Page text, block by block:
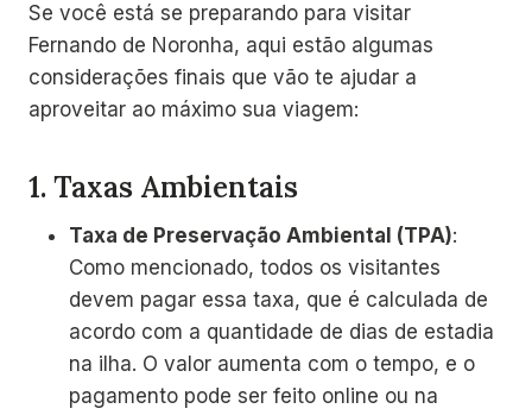
Se você está se preparando para visitar
Fernando de Noronha, aqui estão algumas
considerações finais que vão te ajudar a
aproveitar ao máximo sua viagem:
1. Taxas Ambientais
Taxa de Preservação Ambiental (TPA):
Como mencionado, todos os visitantes
devem pagar essa taxa, que é calculada de
acordo com a quantidade de dias de estadia
na ilha. O valor aumenta com o tempo, e o
pagamento pode ser feito online ou na